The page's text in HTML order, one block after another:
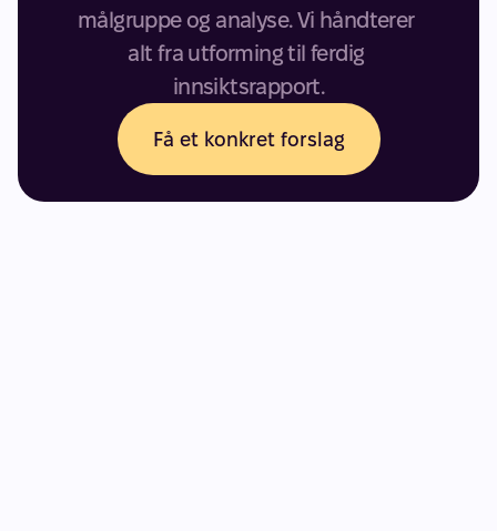
målgruppe og analyse. Vi håndterer
alt fra utforming til ferdig
innsiktsrapport.
Få et konkret forslag